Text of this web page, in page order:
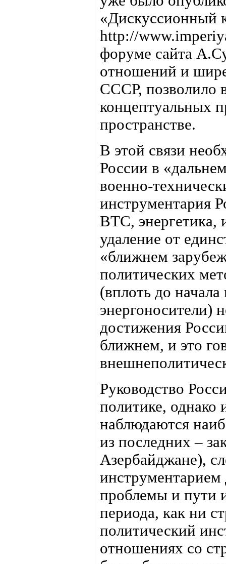
«Дискуссионный
http://
форуме сайта
отношений и
СССР, позволило
концептуальных
пространстве.
В этой связи
России в
военно-
инструментария
ВТС, энергетика,
удаление от
«ближнем
политических
(вплоть до
энергоносители)
достижения
ближнем, и это
Руководство
политике,
наблюдаются
из последних –
Азербайджане),
инструментарием
проблемы и пути
периода, как ни
политический
отношениях со